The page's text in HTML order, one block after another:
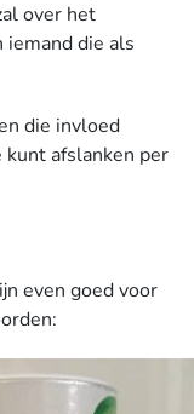
over het
die als
die invloed
kunt afslanken per
even goed voor